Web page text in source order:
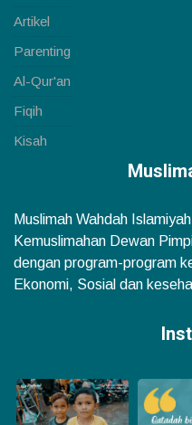
Artikel
Parenting
Al-Qur'an
Fiqih
Kisah
Muslimah Wahdah
Kemuslimahan Dewan
dengan program-program
Ekonomi, Sosial dan